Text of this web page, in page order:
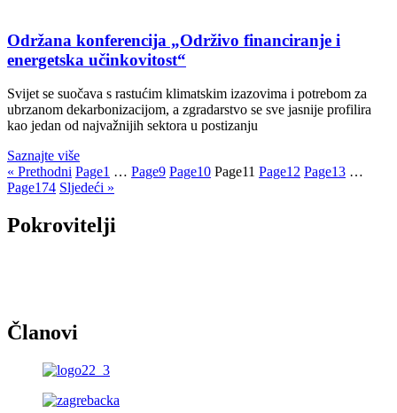
Održana konferencija „Održivo financiranje i
energetska učinkovitost“
Svijet se suočava s rastućim klimatskim izazovima i potrebom za
ubrzanom dekarbonizacijom, a zgradarstvo se sve jasnije profilira
kao jedan od najvažnijih sektora u postizanju
Saznajte više
« Prethodni Page1 … Page9 Page10 Page11 Page12 Page13 …
Page174 Sljedeći »
Pokrovitelji
Članovi